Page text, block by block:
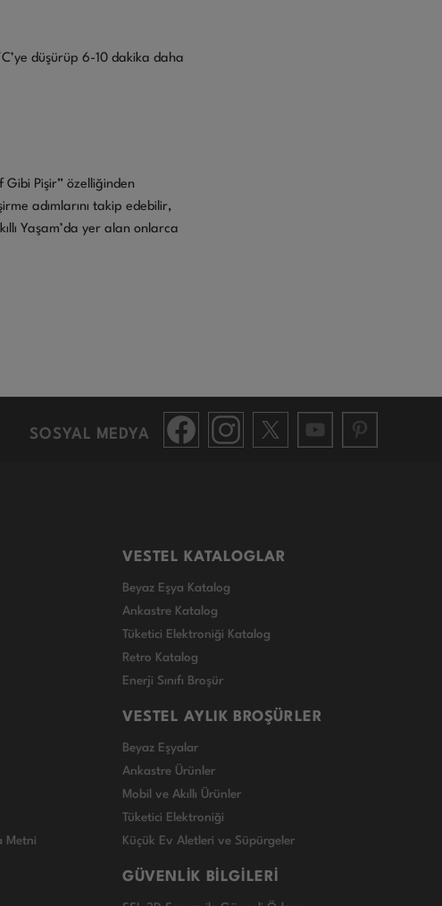
düşürüp 6-10 dakika daha
Gibi Pişir” özelliğinden
adımlarını takip edebilir,
Yaşam’da yer alan onlarca
SOSYAL MEDYA
Metni
VESTEL KATALOGLAR
Beyaz Eşya Katalog
Ankastre Katalog
Tüketici Elektroniği Katalog
Retro Katalog
Enerji Sınıfı Broşür
VESTEL AYLIK BROŞÜRLER
Beyaz Eşyalar
Ankastre Ürünler
Mobil ve Akıllı Ürünler
Tüketici Elektroniği
Küçük Ev Aletleri ve Süpürgeler
GÜVENLİK BİLGİLERİ